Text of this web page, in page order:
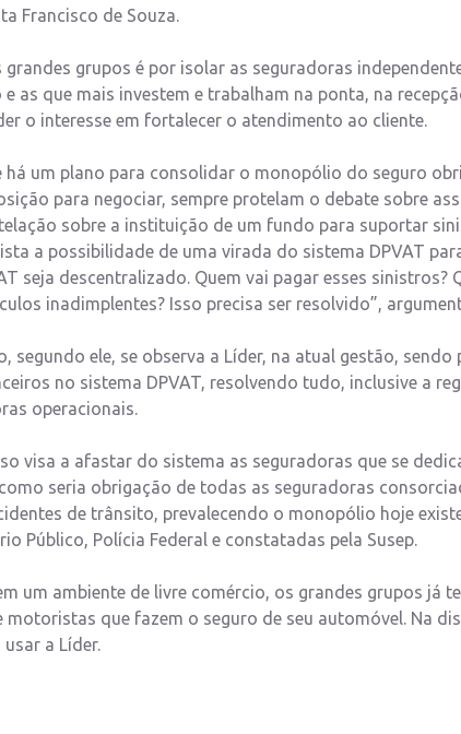
Francisco de Souza.
grandes grupos é por isolar as seguradoras
as que mais investem e trabalham na ponta, na
o interesse em fortalecer o atendimento ao cliente.
há um plano para consolidar o monopólio do seguro
para negociar, sempre protelam o debate sobre
sobre a instituição de um fundo para suportar
a possibilidade de uma virada do sistema DPVAT
seja descentralizado. Quem vai pagar esses
inadimplentes? Isso precisa ser resolvido”,
segundo ele, se observa a Líder, na atual gestão,
no sistema DPVAT, resolvendo tudo, inclusive a
operacionais.
visa a afastar do sistema as seguradoras que se
seria obrigação de todas as seguradoras
de trânsito, prevalecendo o monopólio hoje
Público, Polícia Federal e constatadas pela Susep.
um ambiente de livre comércio, os grandes grupos já
que fazem o seguro de seu automóvel. Na
a Líder.